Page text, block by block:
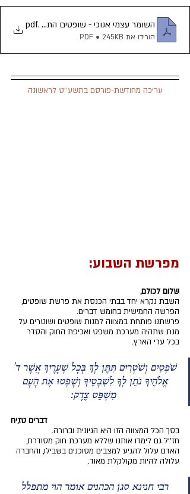
השומר עצמי אנוכי - שופטים התשפ''א -עט
.pdf
הורידו את PDF • 245KB
עריכה מחודשת-פורסם בתשע''ט לראשונה
מפרשת השבוע:
שלום לכולם,
השבת נקרא יחד בבתי הכנסת את פרשת שופטים,
הפרשה החמישית בחומש דברים.
פרשתנו פותחת במצווה למנות שופטים ושוטרים על
מנת שתהיה מערכת משפט ואכיפת החוק והסדר
בכל ערי הארץ.
שֹׁפְטִים וְשֹׁטְרִים תִּתֶּן לְךָ בְּכָל שְׁעָרֶיךָ אֲשֶׁר ד'
אֱלֹהֶיךָ נֹתֵן לְךָ לִשְׁבָטֶיךָ וְשָׁפְטוּ אֶת הָעָם
מִשְׁפַּט צֶדֶק:
דברים טז,יח
בסך הכל המצווה הזו היא הגיונית וברורה.
חז''ל גם לימדו אותנו שללא מערכת חוק מסודרת,
האדם עלול להגיע למצבים מסוכנים בשבילו, והחברה
עלולה להיות מקולקלת מאוד.
רבי חנינא סגן הכהנים אומר הוי מתפלל